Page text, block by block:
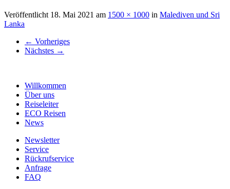
Veröffentlicht 18. Mai 2021 am 1500 × 1000 in Malediven und Sri
Lanka
← Vorheriges
Nächstes →
Willkommen
Über uns
Reiseleiter
ECO Reisen
News
Newsletter
Service
Rückrufservice
Anfrage
FAQ